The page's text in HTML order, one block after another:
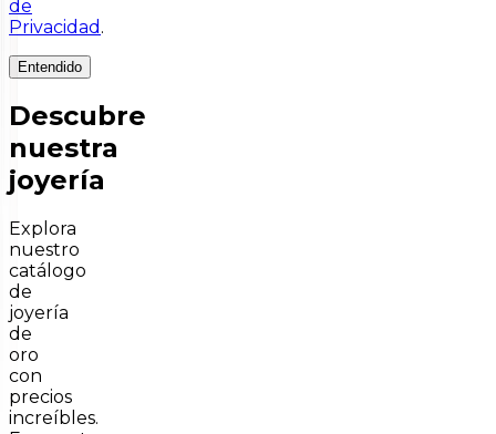
de
Privacidad .
Entendido
Descubre
nuestra
joyería
Explora
nuestro
catálogo
de
joyería
de
oro
con
precios
increíbles.